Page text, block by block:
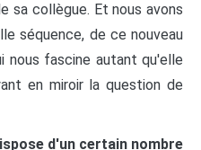
sa collègue. Et nous avons
séquence, de ce nouveau
nous fascine autant qu'elle
en miroir la question de
d'un certain nombre